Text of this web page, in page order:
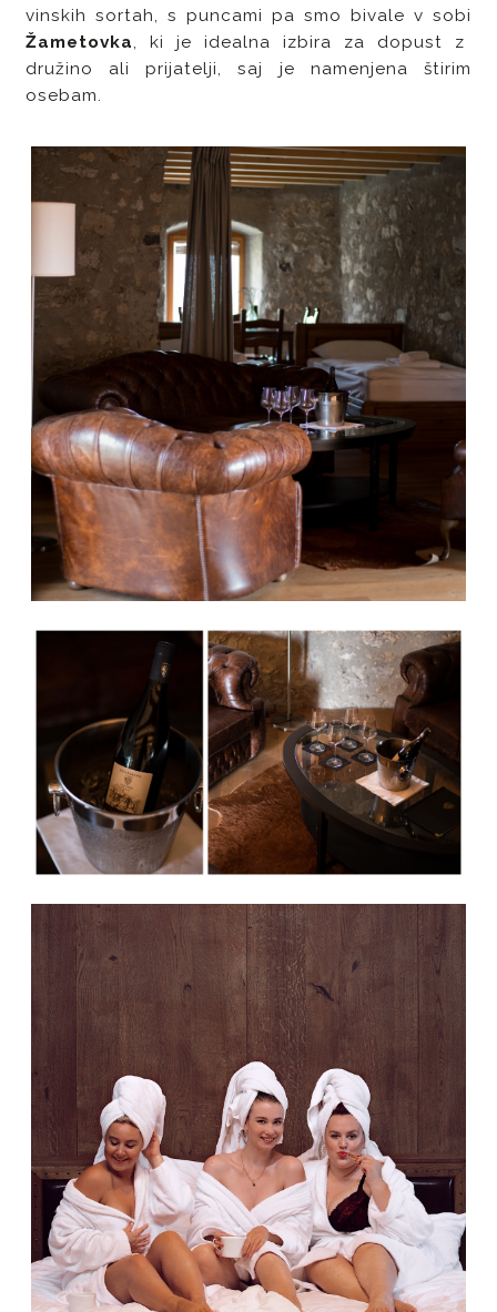
vinskih sortah, s puncami pa smo bivale v sobi
Žametovka
, ki je idealna izbira za dopust z
družino ali prijatelji, saj je namenjena štirim
osebam.